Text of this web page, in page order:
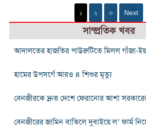
১ ২ ৩ Next
সাম্প্রতিক খবর
আদালতের হাজতির পাউরুটিতে মিলল গাঁজা-
হামের উপসর্গে আরও ৪ শিশুর মৃত্যু
বেনজীরকে দ্রুত দেশে ফেরানোর আশা
বেনজীরের জামিন বাতিলে দুবাইয়ে ল’ ফার্ম